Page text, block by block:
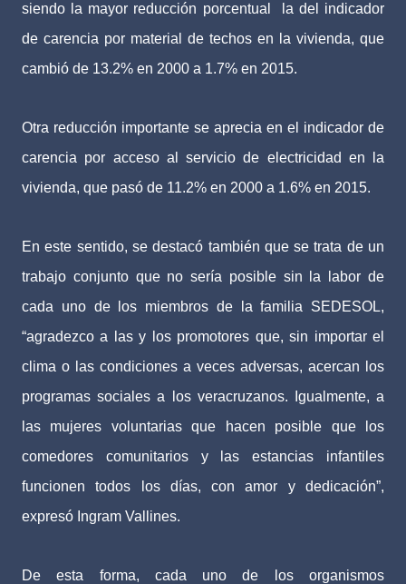
siendo la mayor reducción porcentual la del indicador
de carencia por material de techos en la vivienda, que
cambió de 13.2% en 2000 a 1.7% en 2015.
Otra reducción importante se aprecia en el indicador de
carencia por acceso al servicio de electricidad en la
vivienda, que pasó de 11.2% en 2000 a 1.6% en 2015.
En este sentido, se destacó también que se trata de un
trabajo conjunto que no sería posible sin la labor de
cada uno de los miembros de la familia SEDESOL,
“agradezco a las y los promotores que, sin importar el
clima o las condiciones a veces adversas, acercan los
programas sociales a los veracruzanos. Igualmente, a
las mujeres voluntarias que hacen posible que los
comedores comunitarios y las estancias infantiles
funcionen todos los días, con amor y dedicación”,
expresó Ingram Vallines.
De esta forma, cada uno de los organismos